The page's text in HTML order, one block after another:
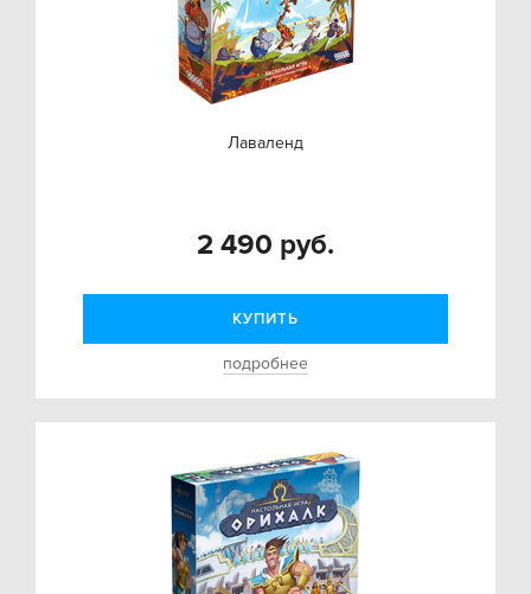
Лаваленд
2 490 руб.
КУПИТЬ
подробнее